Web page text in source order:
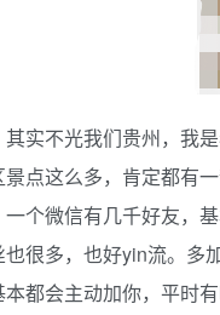
实不光我们贵州，我
点这么多，肯定都有
个微信有几千好友，
很多，也好yin流。多
都会主动加你，平时